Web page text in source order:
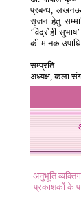
प्रबन्ध, लखनऊ
सृजन हेतु
‘विद्रोही
की मानक
सम्प्रति-
अध्यक्ष, कला
अनुभूति
प्रकाशकों के